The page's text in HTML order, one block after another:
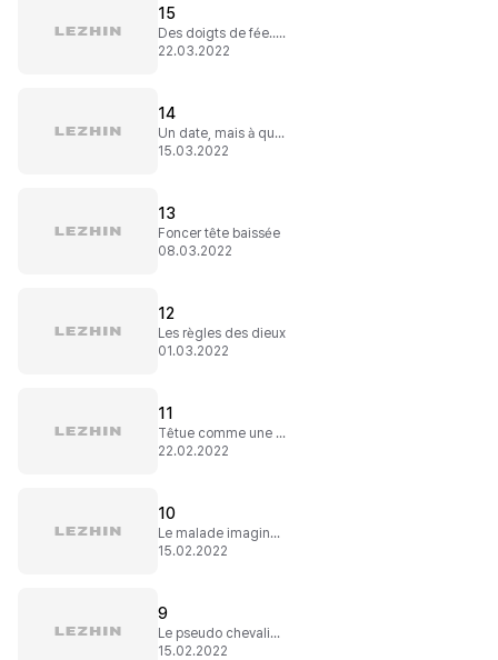
15
Des doigts de fée... ou de perverse ?
22.03.2022
14
Un date, mais à quel prix !
15.03.2022
13
Foncer tête baissée
08.03.2022
12
Les règles des dieux
01.03.2022
11
Têtue comme une mule
22.02.2022
10
Le malade imaginaire
15.02.2022
9
Le pseudo chevalier servant
15.02.2022